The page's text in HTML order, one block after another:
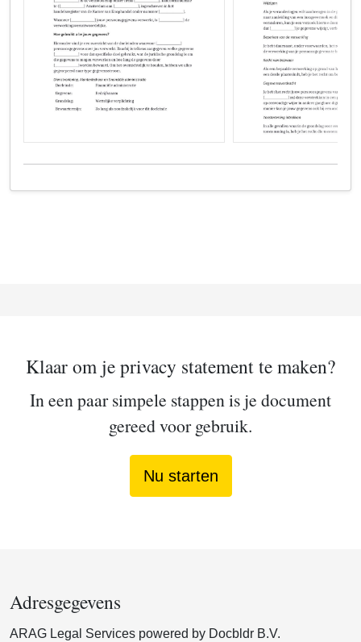
Klaar om je privacy statement te maken?
In een paar simpele stappen is je document
gereed voor gebruik.
Nu starten
Adresgegevens
ARAG Legal Services powered by Docbldr B.V.